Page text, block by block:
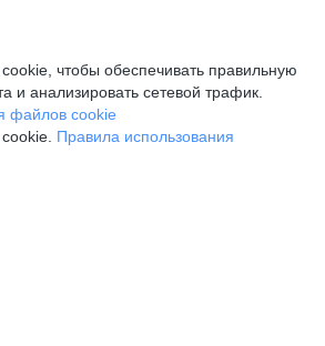
чтобы обеспечивать правильную
и анализировать сетевой трафик.
файлов cookie
Правила использования